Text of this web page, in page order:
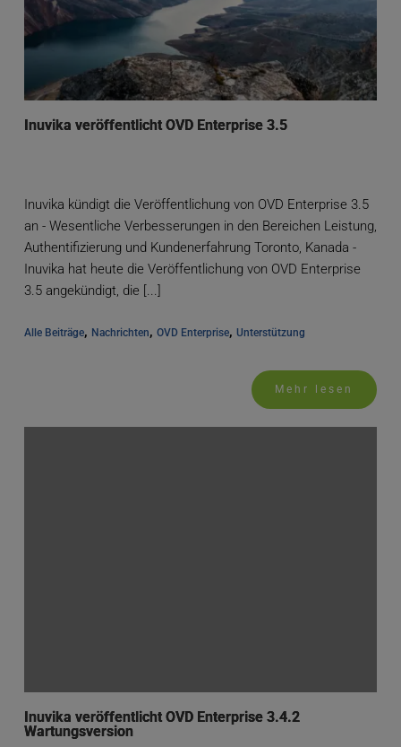
Inuvika veröffentlicht OVD Enterprise 3.5
Inuvika kündigt die Veröffentlichung von OVD Enterprise 3.5
an - Wesentliche Verbesserungen in den Bereichen Leistung,
Authentifizierung und Kundenerfahrung Toronto, Kanada -
Inuvika hat heute die Veröffentlichung von OVD Enterprise
3.5 angekündigt, die [...]
Alle Beiträge, Nachrichten, OVD Enterprise, Unterstützung
Mehr lesen
Inuvika veröffentlicht OVD Enterprise 3.4.2
Wartungsversion